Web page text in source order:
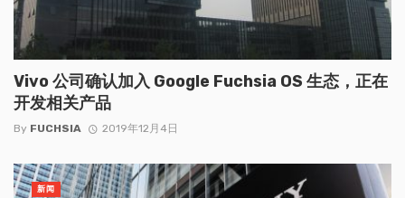
Vivo 公司确认加入 Google Fuchsia OS 生态，正在
开发相关产品
By FUCHSIA 2019年12月4日
新闻